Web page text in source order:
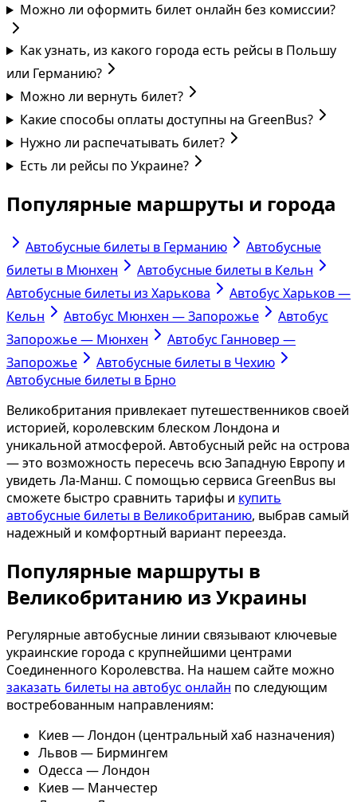
Можно ли оформить билет онлайн без комиссии?
Как узнать, из какого города есть рейсы в Польшу
или Германию?
Можно ли вернуть билет?
Какие способы оплаты доступны на GreenBus?
Нужно ли распечатывать билет?
Есть ли рейсы по Украине?
Популярные маршруты и города
Автобусные билеты в Германию
Автобусные
билеты в Мюнхен
Автобусные билеты в Кельн
Автобусные билеты из Харькова
Автобус Харьков —
Кельн
Автобус Мюнхен — Запорожье
Автобус
Запорожье — Мюнхен
Автобус Ганновер —
Запорожье
Автобусные билеты в Чехию
Автобусные билеты в Брно
Великобритания привлекает путешественников своей
историей, королевским блеском Лондона и
уникальной атмосферой. Автобусный рейс на острова
— это возможность пересечь всю Западную Европу и
увидеть Ла-Манш. С помощью сервиса GreenBus вы
сможете быстро сравнить тарифы и купить
автобусные билеты в Великобританию, выбрав самый
надежный и комфортный вариант переезда.
Популярные маршруты в
Великобританию из Украины
Регулярные автобусные линии связывают ключевые
украинские города с крупнейшими центрами
Соединенного Королевства. На нашем сайте можно
заказать билеты на автобус онлайн по следующим
востребованным направлениям:
Киев — Лондон (центральный хаб назначения)
Львов — Бирмингем
Одесса — Лондон
Киев — Манчестер